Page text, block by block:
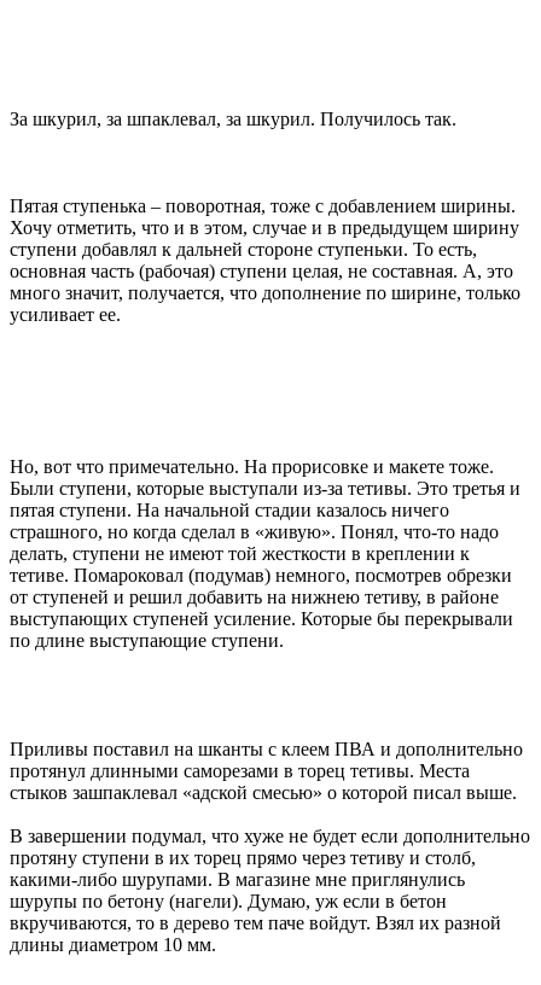
За шкурил, за шпаклевал, за шкурил. Получилось так.
Пятая ступенька – поворотная, тоже с добавлением ширины.
Хочу отметить, что и в этом, случае и в предыдущем ширину
ступени добавлял к дальней стороне ступеньки. То есть,
основная часть (рабочая) ступени целая, не составная. А, это
много значит, получается, что дополнение по ширине, только
усиливает ее.
Но, вот что примечательно. На прорисовке и макете тоже.
Были ступени, которые выступали из-за тетивы. Это третья и
пятая ступени. На начальной стадии казалось ничего
страшного, но когда сделал в «живую». Понял, что-то надо
делать, ступени не имеют той жесткости в креплении к
тетиве. Помароковал (подумав) немного, посмотрев обрезки
от ступеней и решил добавить на нижнею тетиву, в районе
выступающих ступеней усиление. Которые бы перекрывали
по длине выступающие ступени.
Приливы поставил на шканты с клеем ПВА и дополнительно
протянул длинными саморезами в торец тетивы. Места
стыков зашпаклевал «адской смесью» о которой писал выше.
В завершении подумал, что хуже не будет если дополнительно
протяну ступени в их торец прямо через тетиву и столб,
какими-либо шурупами. В магазине мне приглянулись
шурупы по бетону (нагели). Думаю, уж если в бетон
вкручиваются, то в дерево тем паче войдут. Взял их разной
длины диаметром 10 мм.